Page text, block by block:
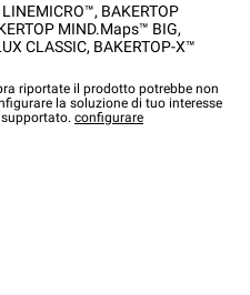
LINEMICRO™, BAKERTOP
MIND.Maps™ BIG,
CLASSIC, BAKERTOP-X™
riportate il prodotto potrebbe non
la soluzione di tuo interesse
supportato. configurare